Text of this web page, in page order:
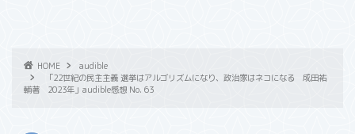
HOME
audible
「22世紀の民主主義 選挙はアルゴリズムになり、政治家はネコになる 成田祐
輔著 2023年」audible感想 No. 63